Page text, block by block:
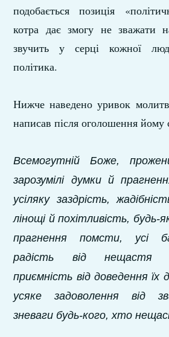
подобається позиція
котра дає змогу не зважати
звучить у серці кожної
політика.
Нижче наведено уривок
написав після оголошення йому
Всемогутній Боже,
зарозумілі думки й
усіляку заздрість,
лінощі й похітливість, будь-
прагнення помсти, усі
радість від нещастя
приємність від доведення їх
усяке задоволення від
зневаги будь-кого, хто